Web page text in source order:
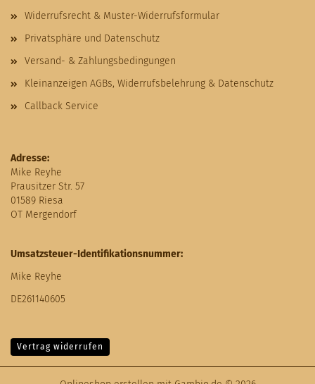
Widerrufsrecht & Muster-Widerrufsformular
Privatsphäre und Datenschutz
Versand- & Zahlungsbedingungen
Kleinanzeigen AGBs, Widerrufsbelehrung & Datenschutz
Callback Service
Adresse:
Mike Reyhe
Prausitzer Str. 57
01589 Riesa
OT Mergendorf
Umsatzsteuer-Identifikationsnummer:
Mike Reyhe
DE261140605
Vertrag widerrufen